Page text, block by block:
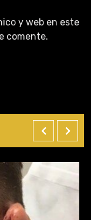
y web en este
comente.